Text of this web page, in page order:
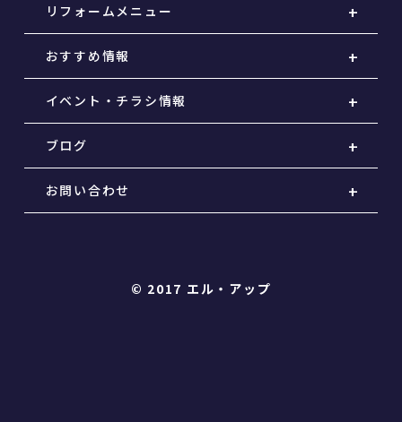
リフォームメニュー
おすすめ情報
イベント・チラシ情報
ブログ
お問い合わせ
© 2017 エル・アップ